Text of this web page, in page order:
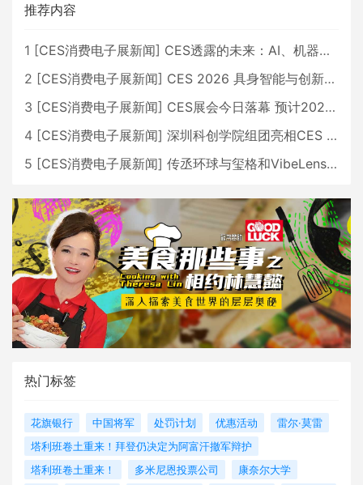
推荐内容
1 [CES消费电子展新闻] CES透露的未来：AI、机器人与智能生活大爆发
2 [CES消费电子展新闻] CES 2026 具身智能与创新领域 中国公司大放异彩
3 [CES消费电子展新闻] CES展会今日落幕 预计2026行业收入将超五千亿美元
4 [CES消费电子展新闻] 深圳科创学院组团亮相CES 广受好评
5 [CES消费电子展新闻] 传丞环球与玺格和VibeLens共同推出全新耳机
热门标签
花旗银行 中国将军 处罚计划 优惠活动
雷尔·莫雷
塔利班卷土重来！拜登仍决定为阿富汗撤军辩护
塔利班卷土重来！
多米尼恩投票公司
康奈尔大学